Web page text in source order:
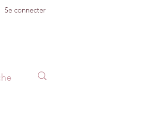
Se connecter